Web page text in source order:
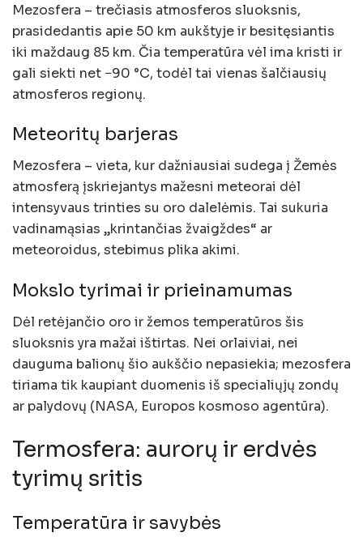
Mezosfera – trečiasis atmosferos sluoksnis,
prasidedantis apie 50 km aukštyje ir besitęsiantis
iki maždaug 85 km. Čia temperatūra vėl ima kristi ir
gali siekti net −90 °C, todėl tai vienas šalčiausių
atmosferos regionų.
Meteoritų barjeras
Mezosfera – vieta, kur dažniausiai sudega į Žemės
atmosferą įskriejantys mažesni meteorai dėl
intensyvaus trinties su oro dalelėmis. Tai sukuria
vadinamąsias „krintančias žvaigždes“ ar
meteoroidus, stebimus plika akimi.
Mokslo tyrimai ir prieinamumas
Dėl retėjančio oro ir žemos temperatūros šis
sluoksnis yra mažai ištirtas. Nei orlaiviai, nei
dauguma balionų šio aukščio nepasiekia; mezosfera
tiriama tik kaupiant duomenis iš specialiųjų zondų
ar palydovų (NASA, Europos kosmoso agentūra).
Termosfera: aurorų ir erdvės
tyrimų sritis
Temperatūra ir savybės